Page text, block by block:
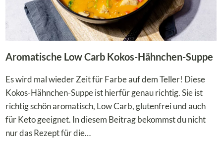
Aromatische Low Carb Kokos-Hähnchen-Suppe
Es wird mal wieder Zeit für Farbe auf dem Teller! Diese
Kokos-Hähnchen-Suppe ist hierfür genau richtig. Sie ist
richtig schön aromatisch, Low Carb, glutenfrei und auch
für Keto geeignet. In diesem Beitrag bekommst du nicht
nur das Rezept für die…